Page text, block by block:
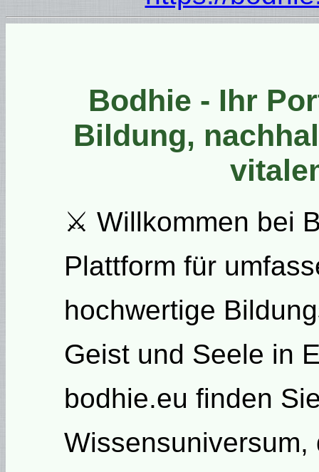
Bodhie - Ihr
Bildung,
⚔ Willkommen bei
Plattform für
hochwertige
Geist und Seele in
bodhie.eu finden